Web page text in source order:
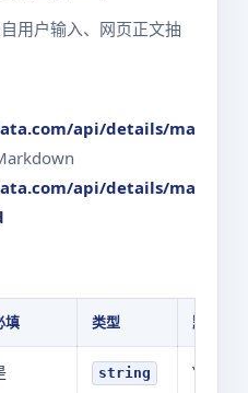
用户输入、网页正文抽
api/details/ma
api/details/ma
填 类型 默认值
string